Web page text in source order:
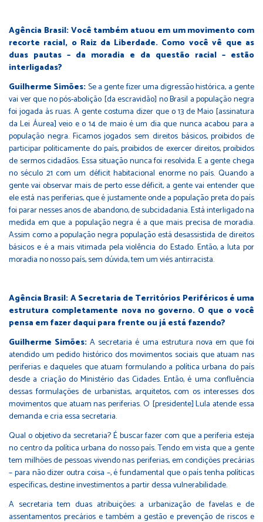
Agência Brasil: Você também atuou em um movimento com
recorte racial, o Raiz da Liberdade. Como você vê que as
duas pautas – da moradia e da questão racial – estão
interligadas?
Guilherme Simões:Se a gente fizer uma digressão histórica, a gente
vai ver que no pós-abolição [da escravidão] no Brasil a população negra
foi jogada às ruas. A gente costuma dizer que o 13 de Maio [assinatura
da Lei Áurea] veio e o 14 de maio é um dia que nunca acabou para a
população negra. Ficamos jogados sem direitos básicos, proibidos de
participar politicamente do país, proibidos de exercer direitos, proibidos
de sermos cidadãos. Essa situação nunca foi resolvida. E a gente chega
no século 21 com um déficit habitacional enorme no país. Quando a
gente vai observar mais de perto esse déficit, a gente vai entender que
ele está nas periferias, que é justamente onde a população preta do país
foi parar nesses anos de abandono, de subcidadania. Está interligado na
medida em que a população negra é a que mais precisa de moradia.
Assim como a população negra população está desassistida de direitos
básicos e é a mais vitimada pela violência do Estado. Então, a luta por
moradia no nosso país, sem dúvida, tem um viés antirracista.
Agência Brasil: A Secretaria de Territórios Periféricos é uma
estrutura completamente nova no governo. O que o você
pensa em fazer daqui para frente ou já está fazendo?
Guilherme Simões:A secretaria é uma estrutura nova em que foi
atendido um pedido histórico dos movimentos sociais que atuam nas
periferias e daqueles que atuam formulando a política urbana do país
desde a criação do Ministério das Cidades. Então, é uma confluência
dessas formulações de urbanistas, arquitetos, com os interesses dos
movimentos que atuam nas periferias. O [presidente] Lula atende essa
demanda e cria essa secretaria.
Qual o objetivo da secretaria? É buscar fazer com que a periferia esteja
no centro da política urbana do nosso país. Tendo em vista que a gente
tem milhões de pessoas vivendo nas periferias, em condições precárias
– para não dizer outra coisa –, é fundamental que o país tenha políticas
específicas, destine investimentos a partir dessa vulnerabilidade.
A secretaria tem duas atribuições: a urbanização de favelas e de
assentamentos precários e também a gestão e prevenção de riscos e